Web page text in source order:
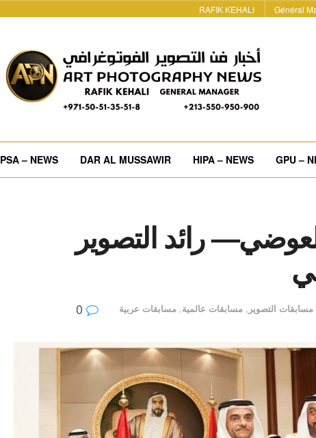
Général
RAFIK KEHALI
GPU –
HIPA – NEWS
DAR AL MUSSAWIR
PSA – NEWS
رائد التصوير
مسابقات التصوير , مسابقات عالمية, مسابقات عربية